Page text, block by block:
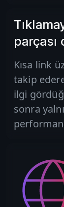
parçası
Kısa link
takip
ilgi
sonra